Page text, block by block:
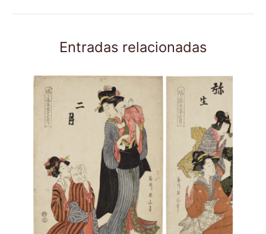
Entradas relacionadas